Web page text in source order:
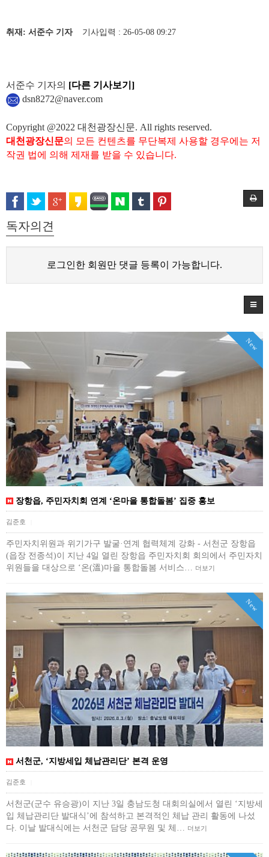
취재: 서준수 기자기사입력 : 26-05-08 09:27
서준수 기자의 [다른 기사보기]
dsn8272@naver.com
Copyright @2022 대천광장신문. All rights reserved.
대천광장신문의 모든 컨텐츠를 무단복제 사용할 경우에는 저
작권 법에 의해 제재를 받을 수 있습니다.
독자의견
로그인한 회원만 댓글 등록이 가능합니다.
New
장항읍, 주민자치회 연계 ‘온마을 통합돌봄’ 집중 홍보
김준호
주민자치위원과 위기가구 발굴·연계 협력체계 강화 - 서천군 장항읍
(읍장 전종석)이 지난 4일 열린 장항읍 주민자치회 회의에서 주민자치
위원들을 대상으로 ‘온(溫)마을 통합돌봄 서비스…
더보기
New
서천군, ‘지방세입 체납관리단’ 본격 운영
김준호
서천군(군수 유승광)이 지난 3일 충남도청 대회의실에서 열린 ‘지방세
입 체납관리단 발대식’에 참석하고 본격적인 체납 관리 활동에 나섰
다. 이날 발대식에는 서천군 담당 공무원 및 체… 더보기